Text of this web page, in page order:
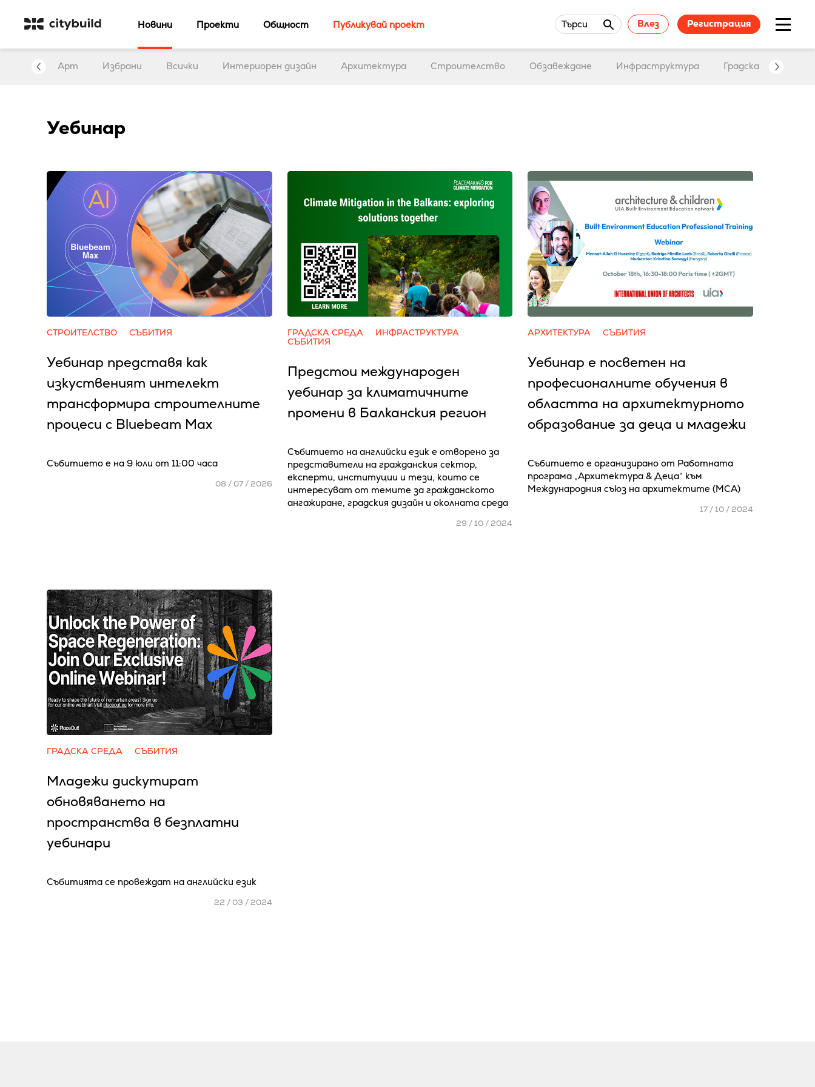
Новини Проекти Общност Публикувай проект Търси Влез Регистрация
Арт Избрани Всички Интериорен дизайн Архитектура Строителство Обзавеждане Инфраструктура Градска среда
Уебинар
СТРОИТЕЛСТВО СЪБИТИЯ
Уебинар представя как
изкуственият интелект
трансформира строителните
процеси с Bluebeam Max
Събитиeто е на 9 юли от 11:00 часа
08 / 07 / 2026
ГРАДСКА СРЕДА
ИНФРАСТРУКТУРА
СЪБИТИЯ
Предстои международен
уебинар за климатичните
промени в Балканския регион
Събитието на английски език е отворено за
представители на гражданския сектор,
експерти, институции и тези, които се
интересуват от темите за гражданското
ангажиране, градския дизайн и околната среда
29 / 10 / 2024
АРХИТЕКТУРА СЪБИТИЯ
Уебинар е посветен на
професионалните обучения в
областта на архитектурното
образование за деца и младежи
Събитието е организирано от Работната
програма „Архитектура & Деца“ към
Международния съюз на архитектите (МСА)
17 / 10 / 2024
ГРАДСКА СРЕДА СЪБИТИЯ
Младежи дискутират
обновяването на
пространства в безплатни
уебинари
Събитията се провеждат на английски език
22 / 03 / 2024